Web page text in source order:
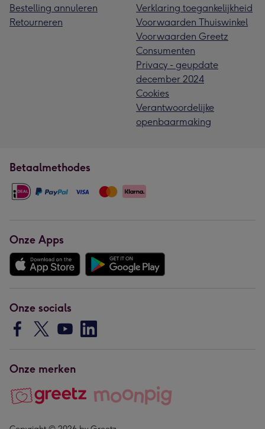
Bestelling annuleren
Retourneren
Verklaring toegankelijkheid
Voorwaarden Thuiswinkel
Voorwaarden Greetz
Consumenten
Privacy - geupdate
december 2024
Cookies
Verantwoordelijke
openbaarmaking
Betaalmethodes
Onze Apps
Onze socials
Onze merken